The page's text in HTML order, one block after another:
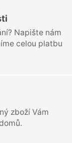
Napište nám
celou platbu
zboží Vám